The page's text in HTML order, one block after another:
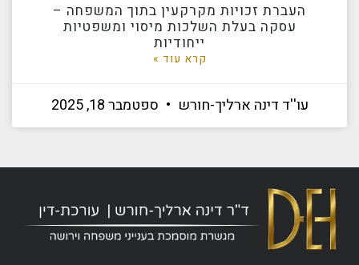
העברת זכויות מקרקעין בתוך המשפחה –
עסקה בעלת השלכות מיסוי ומשפטיות
ייחודיות
קרא עוד »
עו''ד דינה ארליך-חורש ספטמבר 18, 2025